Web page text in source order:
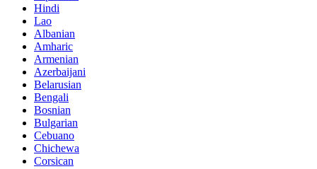
Hindi
Lao
Albanian
Amharic
Armenian
Azerbaijani
Belarusian
Bengali
Bosnian
Bulgarian
Cebuano
Chichewa
Corsican